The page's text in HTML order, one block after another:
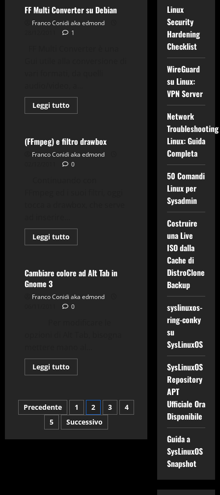
Filtro
Frei0r
per
distorsioni
e
FF Multi Converter su Debian
Franco Conidi aka edmond
1
Leggi tutto
di
Multi
Converter
su
Debian
Grafica
Tips & Tricks
Tv-Multimedia
(FFmpeg) e filtro drawbox
Franco Conidi aka edmond
0
Leggi tutto
di
e
filtro
Gnu-Linux
Tips & Tricks
Cambiare colore ad Alt Tab in
Gnome 3
Franco Conidi aka edmond
0
Leggi tutto
di
colore
ad
Alt
Tab
in
3
Paginazione
Precedente 1 2 3
4
5
Successivo
Linux
Security
Hardening
Checklist
WireGuard
su Linux:
VPN Server
Network
Troubleshooting
Linux: Guida
Completa
50 Comandi
Linux per
Sysadmin
Costruire
una Live
ISO dalla
Cache di
DistroClone
Backup
syslinuxos-
ring-conky
su
SysLinuxOS
SysLinuxOS
Repository
APT
Ufficiale Ora
Disponibile
Guida a
SysLinuxOS
Snapshot